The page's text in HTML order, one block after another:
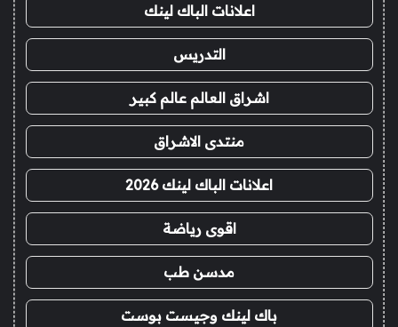
اعلانات الباك لينك
التدريس
اشراق العالم عالم كبير
منتدى الاشراق
اعلانات الباك لينك 2026
اقوى رياضة
مدسن طب
باك لينك وجيست بوست